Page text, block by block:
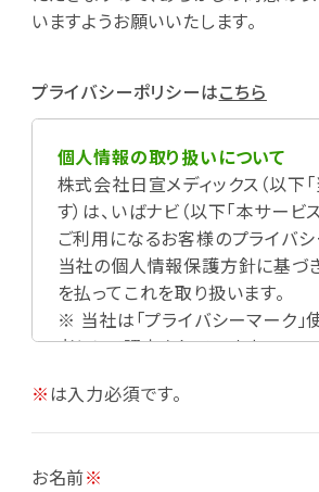
いますようお願いいたします。
プライバシーポリシーはこちら
個人情報の取り扱いについて
株式会社日宣メディックス（以下「
す）は、いばナビ（以下「本サービ
ご利用になるお客様のプライバシ
当社の個人情報保護方針に基づ
を払ってこれを取り扱います。
※ 当社は「プライバシーマーク」
者として認定されています。
※は入力必須です。
お名前※